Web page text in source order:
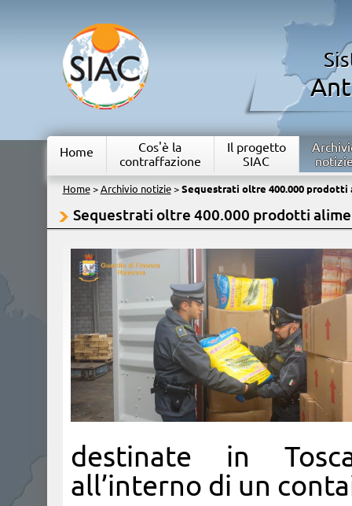
Home
Cos'è la
contraffazione
Il progetto
SIAC
Home> Archivio notizie> Sequestrati oltre 400.000 prodotti
Sequestrati oltre 400.000 prodotti
destinate in
all’interno di un